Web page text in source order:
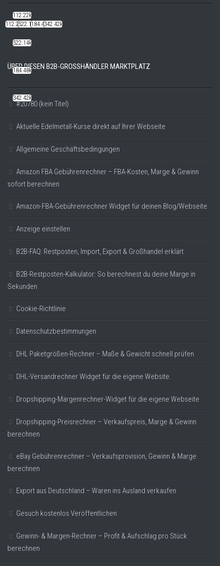
112.22k522.14k184.48k342.42k
ÜBER DIESEN B2B-GROSSHÄNDLER MARKTPLATZ
#20780 (kein Titel)
Aktuelle Edelmetall-Kurse direkt auf Ihrer Webseite
Allgemeine Geschäftsbedingungen
Amazon FBA Gebührenrechner – FBA-Kosten, Marge & Gewinn
sofort berechnen
Amazon-FBA-Gebührenrechner Widget für deinen Blog/Webseite
Anzeige einstellen
B2B-FAQ: Restposten, Import, Export & Großhandel erklärt
B2B-Restposten-Kalkulator: So berechnest du deine Marge in
Sekunden
Cookie-Richtlinie
Datenschutzbestimmungen
DHL Paketgrößen-Rechner – Maße & Gewicht schnell prüfen
DHL-Versandrechner Widget für die eigene Website.
Dropshipping-Margenrechner-Widget für die eigene Webseite
Dropshipping-Preisrechner – Verkaufspreis, Marge & Gewinn
berechnen
eBay Gebührenrechner – Verkaufsprovision, Gewinn & Marge
berechnen
Export aus Deutschland – Waren ins Ausland verkaufen
Gesuch kostenlos Veröffentlichen
Gewinn- & Margen-Rechner – Profit & Aufschlag pro Stück
berechnen
112.22k
522.14k
184.48k
342.42k